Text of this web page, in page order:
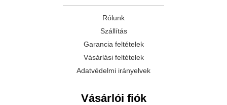
Rólunk
Szállítás
Garancia feltételek
Vásárlási feltételek
Adatvédelmi irányelvek
Vásárlói fiók